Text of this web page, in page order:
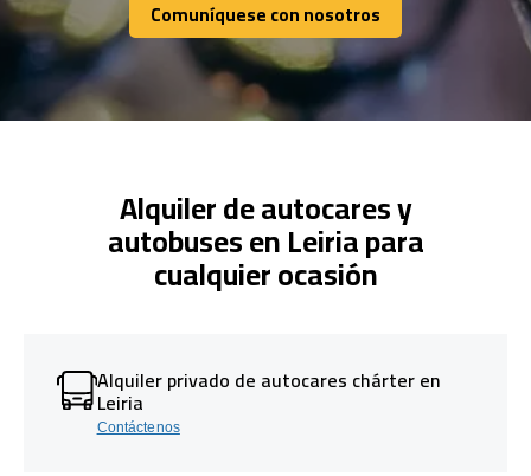
Comuníquese con nosotros
Comuníquese con nosotros
Alquiler de autocares y
autobuses en Leiria para
cualquier ocasión
Alquiler privado de autocares chárter en
Leiria
Contáctenos